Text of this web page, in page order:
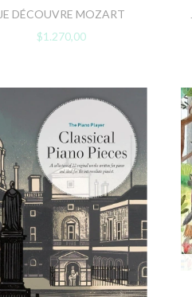
JE DÉCOUVRE MOZART
$1.270,00